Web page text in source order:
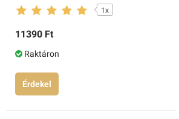
1x
11390 Ft
Raktáron
Érdekel